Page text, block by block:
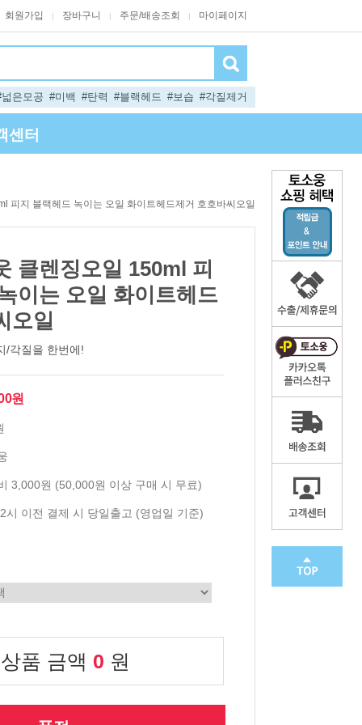
회원가입 | 장바구니 | 주문/배송조회 | 마이페이지
은모공 #미백 #탄력 #블랙헤드 #보습 #각질제거
센터
피지 블랙헤드 녹이는 오일 화이트헤드제거 호호바씨오일
클렌징오일 150ml 피
이는 오일 화이트헤드
오일
/각질을 한번에!
원
3,000원 (50,000원 이상 구매 시 무료)
시 이전 결제 시 당일출고 (영업일 기준)
품 금액 0 원